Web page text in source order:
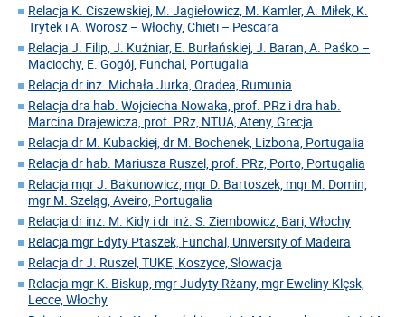
Relacja K. Ciszewskiej, M. Jagiełowicz, M. Kamler, A. Miłek, K.
Trytek i A. Worosz – Włochy, Chieti – Pescara
Relacja J. Filip, J. Kuźniar, E. Burłańskiej, J. Baran, A. Paśko –
Maciochy, E. Gogój, Funchal, Portugalia
Relacja dr inż. Michała Jurka, Oradea, Rumunia
Relacja dra hab. Wojciecha Nowaka, prof. PRz i dra hab.
Marcina Drajewicza, prof. PRz, NTUA, Ateny, Grecja
Relacja dr M. Kubackiej, dr M. Bochenek, Lizbona, Portugalia
Relacja dr hab. Mariusza Ruszel, prof. PRz, Porto, Portugalia
Relacja mgr J. Bakunowicz, mgr D. Bartoszek, mgr M. Domin,
mgr M. Szeląg, Aveiro, Portugalia
Relacja dr inż. M. Kidy i dr inż. S. Ziembowicz, Bari, Włochy
Relacja mgr Edyty Ptaszek, Funchal, University of Madeira
Relacja dr J. Ruszel, TUKE, Koszyce, Słowacja
Relacja mgr K. Biskup, mgr Judyty Rżany, mgr Eweliny Klęsk,
Lecce, Włochy